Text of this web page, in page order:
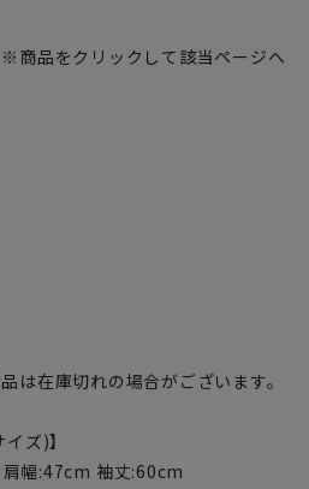
※商品をクリックして該当ページへ
は在庫切れの場合がございます。
ズ)】
幅:47cm 袖丈:60cm